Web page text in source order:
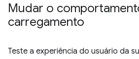
Mudar o
carregamento
Teste a experiência do usuário da